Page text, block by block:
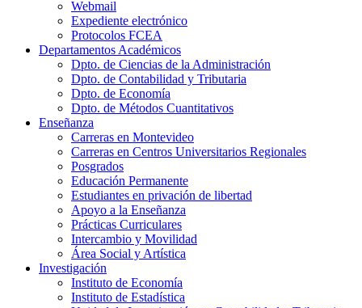
Webmail
Expediente electrónico
Protocolos FCEA
Departamentos Académicos
Dpto. de Ciencias de la Administración
Dpto. de Contabilidad y Tributaria
Dpto. de Economía
Dpto. de Métodos Cuantitativos
Enseñanza
Carreras en Montevideo
Carreras en Centros Universitarios Regionales
Posgrados
Educación Permanente
Estudiantes en privación de libertad
Apoyo a la Enseñanza
Prácticas Curriculares
Intercambio y Movilidad
Área Social y Artística
Investigación
Instituto de Economía
Instituto de Estadística